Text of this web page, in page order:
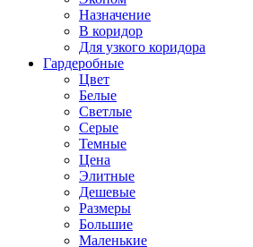
Назначение
В коридор
Для узкого коридора
Гардеробные
Цвет
Белые
Светлые
Серые
Темные
Цена
Элитные
Дешевые
Размеры
Большие
Маленькие